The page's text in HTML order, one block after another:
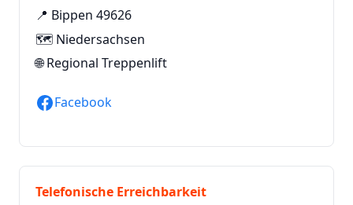
📍 Bippen 49626
🗺️ Niedersachsen
🌐Regional Treppenlift
Facebook
Telefonische Erreichbarkeit